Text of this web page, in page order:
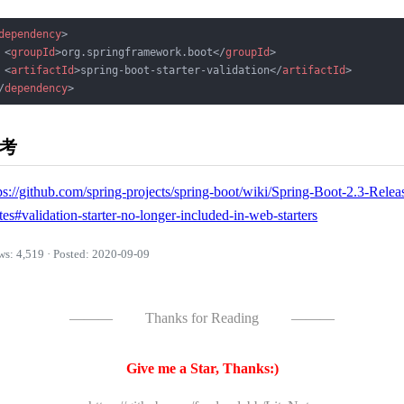
>
<groupId>org.springframework.boot</groupId>
<artifactId>spring-boot-starter-validation</artifactId>
dependency>
github.com/spring-projects/spring-boot/wiki/Spring-Boot-2.3-
starter-no-longer-included-in-web-starters
4,519 · Posted: 2020-09-09
——— Thanks for Reading ———
Give me a Star, Thanks:)